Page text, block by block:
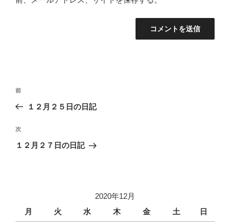
投
ビ
ゲ
過
去
投
稿
前
１２月２５日の日記
次
の
次
１２月２７日の日記
2020年12月
月
火 水 木 金 土 日